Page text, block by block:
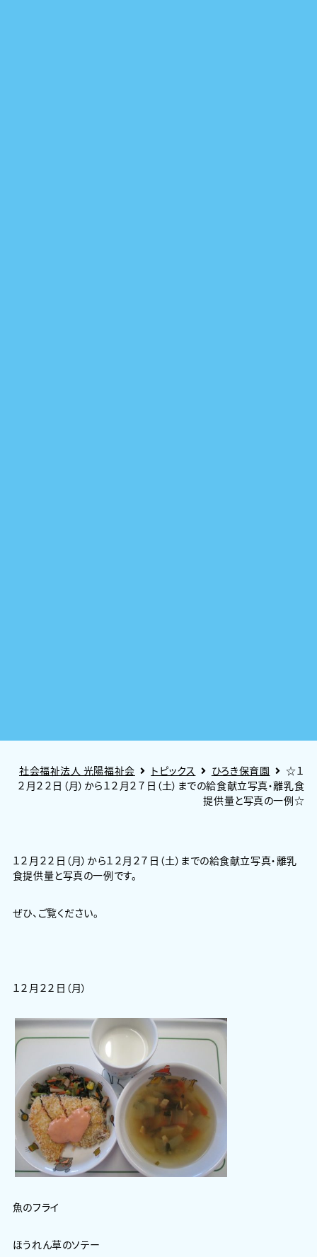
社会福祉法人 光陽福祉会 トピックス ひろき保育園
☆１
２月２２日（月）から１２月２７日（土）までの給食献立写真・離乳食
提供量と写真の一例☆
１２月２２日（月）から１２月２７日（土）までの給食献立写真・離乳
食提供量と写真の一例です。
ぜひ、ご覧ください。
１２月２２日（月）
魚のフライ
ほうれん草のソテー